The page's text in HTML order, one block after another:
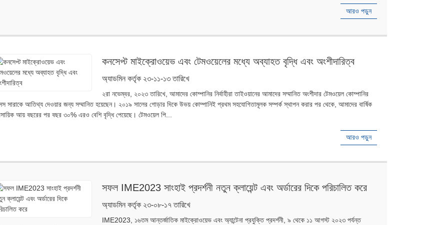
আরও পড়ুন
কনসেপ্ট মাইক্রোওয়েভ এবং টেমওয়েলের মধ্যে অব্যাহত বৃদ্ধি এবং অংশীদারিত্ব
অ্যাডমিন কর্তৃক ২৩-১১-১৩ তারিখে
২রা নভেম্বর, ২০২৩ তারিখে, আমাদের কোম্পানির নির্বাহীরা তাইওয়ানের আমাদের সম্মানিত অংশীদার টেমওয়েল কোম্পানির
সারাকে আতিথ্য দেওয়ার জন্য সম্মানিত হয়েছেন। ২০১৯ সালের গোড়ার দিকে উভয় কোম্পানিই প্রথম সহযোগিতামূলক সম্পর্ক স্থাপন করার পর থেকে, আমাদের বার্ষিক
আয় বছরের পর বছর ৩০% এরও বেশি বৃদ্ধি পেয়েছে। টেমওয়েল পি...
আরও পড়ুন
সফল IME2023 সাংহাই প্রদর্শনী নতুন ক্লায়েন্ট এবং অর্ডারের দিকে পরিচালিত করে
অ্যাডমিন কর্তৃক ২৩-০৮-১৭ তারিখে
IME2023, ১৬তম আন্তর্জাতিক মাইক্রোওয়েভ এবং অ্যান্টেনা প্রযুক্তি প্রদর্শনী, ৯ থেকে ১১ আগস্ট ২০২৩ পর্যন্ত